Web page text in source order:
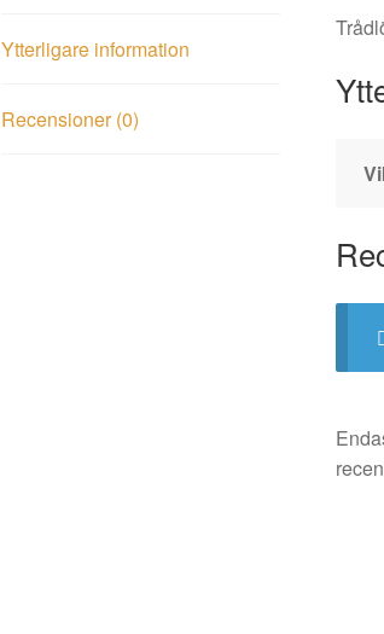
Ytterligare information
Recensioner (0)